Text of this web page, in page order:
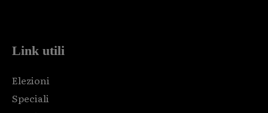
Link utili
Elezioni
Speciali